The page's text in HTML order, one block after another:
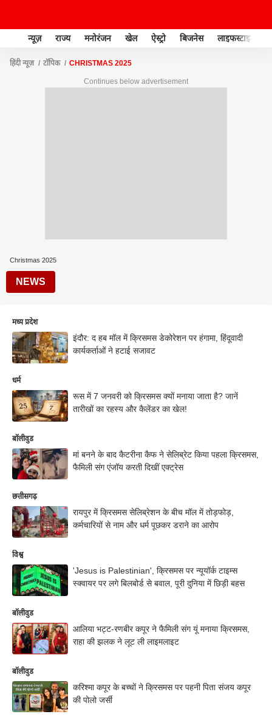
न्यूज़ राज्य मनोरंजन खेल ऐस्ट्रो बिजनेस लाइफस्टाइल
हिंदी न्यूज़ टॉपिक CHRISTMAS 2025
Continues below advertisement
Christmas 2025
NEWS
मध्य प्रदेश
इंदौर: द हब मॉल में क्रिसमस डेकोरेशन पर हंगामा, हिंदूवादी
कार्यकर्ताओं ने हटाई सजावट
धर्म
रूस में 7 जनवरी को क्रिसमस क्यों मनाया जाता है? जानें
तारीखों का रहस्य और कैलेंडर का खेल!
बॉलीवुड
मां बनने के बाद कैटरीना कैफ ने सेलिब्रेट किया पहला क्रिसमस,
फैमिली संग एंजॉय करती दिखीं एक्ट्रेस
छत्तीसगढ़
रायपुर में क्रिसमस सेलिब्रेशन के बीच मॉल में तोड़फोड़,
कर्मचारियों से नाम और धर्म पूछकर डराने का आरोप
विश्व
'Jesus is Palestinian', क्रिसमस पर न्यूयॉर्क टाइम्स
स्क्वायर पर लगे बिलबोर्ड से बवाल, पूरी दुनिया में छिड़ी बहस
बॉलीवुड
आलिया भट्ट-रणबीर कपूर ने फैमिली संग यूं मनाया क्रिसमस,
राहा की झलक ने लूट ली लाइमलाइट
बॉलीवुड
करिश्मा कपूर के बच्चों ने क्रिसमस पर पहनी पिता संजय कपूर
की पोलो जर्सी